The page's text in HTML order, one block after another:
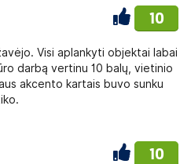
10
Visi aplankyti objektai labai
darbą vertinu 10 balų, vietinio
akcento kartais buvo sunku
10